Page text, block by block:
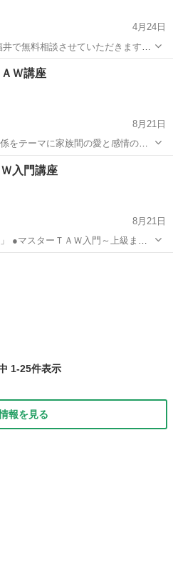
4月24日
んか？ 弊社ファイナンシャルプラ
Ｗ講座
8月21日
をテーマに家族間の愛と感情の問
ルが発生しています。ファミリー
活知識 子ども
入門講座
8月21日
で
。 ●「思考が現実化する。１０
1-25件表示
報を見る